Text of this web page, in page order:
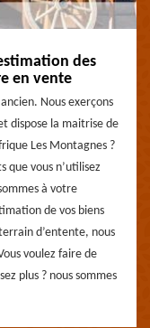
des
en vente
Nous exerçons
dispose la maitrise de
Les Montagnes ?
que vous n’utilisez
à votre
de vos biens
d’entente, nous
voulez faire de
plus ? nous sommes